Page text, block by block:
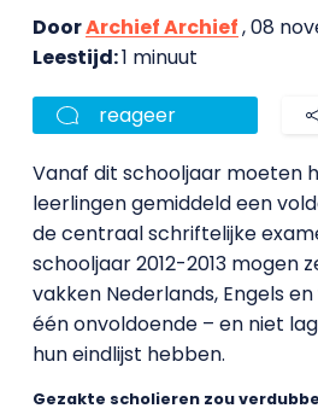
DoorArchief Archief, 08
Leestijd:1 minuut
reageer
Vanaf dit schooljaar moeten
leerlingen gemiddeld een
de centraal schriftelijke
schooljaar 2012-2013 mogen
vakken Nederlands, Engels
één onvoldoende – en niet
hun eindlijst hebben.
Gezakte scholieren zou